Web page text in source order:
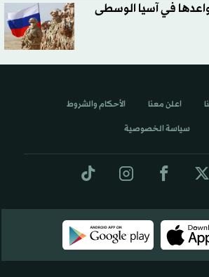
في آسيا الوسطى
اعلن معنا الأحكام والشروط
سياسة الخصوصية